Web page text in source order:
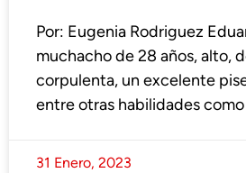
Por: Eugenia Rodriguez
muchacho de 28 años, alto,
corpulenta, un excelente
entre otras habilidades
31 Enero, 2023